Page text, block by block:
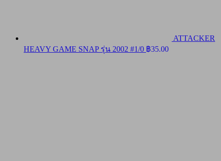
ATTACKER
HEAVY GAME SNAP รุ่น 2002 #1/0 ฿35.00